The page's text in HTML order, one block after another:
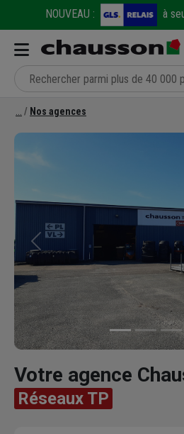
NOUVEAU : à
Nos agences
Précédent
Votre agence
Réseaux TP